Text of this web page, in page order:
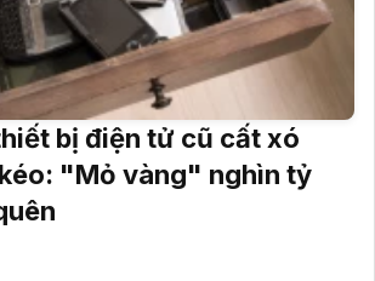
bị điện tử cũ cất xó
"Mỏ vàng" nghìn tỷ